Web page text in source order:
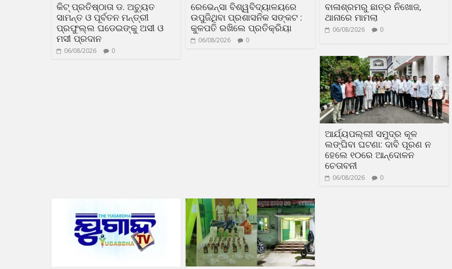
କିଟ୍ ପ୍ରତିଷ୍ଠାତା ଡ. ଅଚ୍ୟୁତ
ସାମନ୍ତ ଓ ପୂର୍ବତନ ମନ୍ତ୍ରୀ
ପ୍ରଫୁଲ୍ଲ ଘଡେଇଙ୍କୁ ଅସୀ ଓ
ମସୀ ପ୍ରଦାନ
06/08/2026 0
ରେଭେନ୍ସା ବିଶ୍ୱବିଦ୍ୟାଳୟରେ
ଉପୁଜିଥିବା ପ୍ରଶାସନିକ ସଙ୍କଟ :
କୁଳପତି ରଖିଲେ ପ୍ରତିକ୍ରିୟା
06/08/2026 0
ବାଳାଶ୍ରମରୁ ଛାତ୍ର ନିଖୋଜ,
ଥାନାରେ ମାମଲା
06/08/2026 0
ଆର୍ଯ୍ୟପଲ୍ଲୀ ସମୁଦ୍ର କୂଳ
ଲଙ୍ଘିବା ଘଟଣା: ଦାବି ପୂରଣ ନ
ହେଲେ ୧୦ରେ ଆନ୍ଦୋଳନ
ଚେତାବନୀ
06/08/2026 0